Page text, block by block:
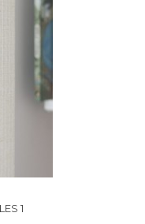
de raya fina.
1